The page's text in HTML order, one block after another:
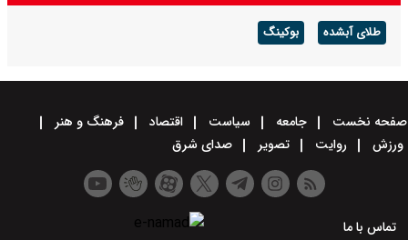
طلای آبشده بوکینگ
صفحه نخست جامعه سیاست اقتصاد
فرهنگ و هنر
ورزش
روایت تصویر صدای شرق
تماس با ما